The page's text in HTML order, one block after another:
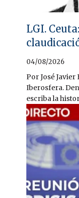
LGI.
04/08/2026
Por José Javier
Iberosfera.
escriba la